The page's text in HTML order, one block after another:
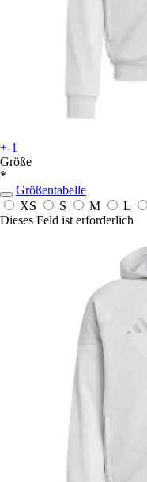
+-1
Größe
*
Größentabelle
XS
S M L
Dieses Feld ist erforderlich